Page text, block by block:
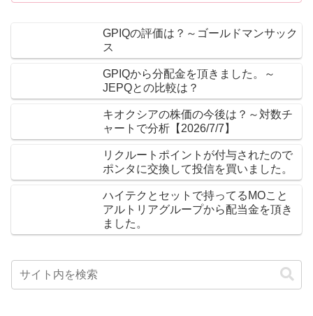
GPIQの評価は？～ゴールドマンサック
ス
GPIQから分配金を頂きました。～
JEPQとの比較は？
キオクシアの株価の今後は？～対数チ
ャートで分析【2026/7/7】
リクルートポイントが付与されたので
ポンタに交換して投信を買いました。
ハイテクとセットで持ってるMOこと
アルトリアグループから配当金を頂き
ました。